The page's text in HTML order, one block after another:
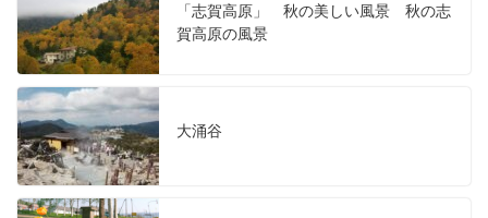
「志賀高原」 秋の美しい風景 秋の志
賀高原の風景
大涌谷